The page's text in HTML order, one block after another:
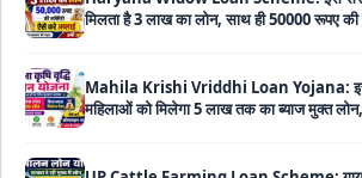
Mahila Krishi Vriddhi Loan Yojana: इस
महिलाओं को मिलेगा 5 लाख तक का ब्याज मुक्त
UP Cattle Farming Loan Scheme: गाय
स्कीम से मिलता है दस लाख का लोन, साथ ही मिलती